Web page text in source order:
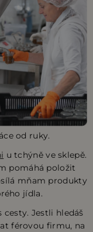
od ruky.
u tchýně ve sklepě.
pomáhá položit
mňam produkty
jídla.
cesty. Jestli hledáš
férovou firmu, na